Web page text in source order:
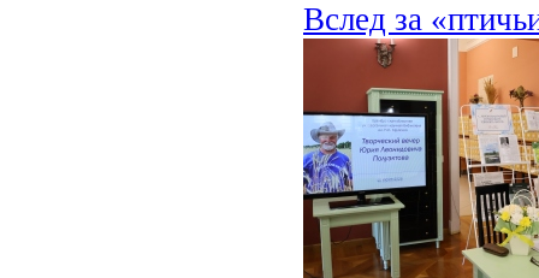
Вслед за